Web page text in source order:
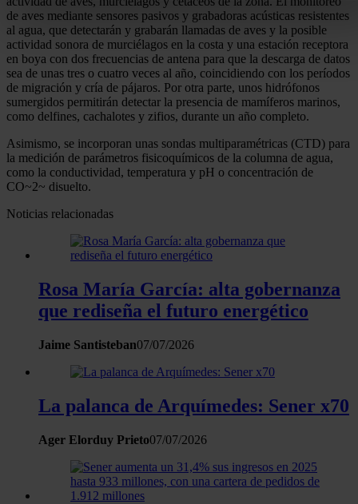
buscar características específicas (huellas digitales)
Obtenga más información sobre cómo se procesan sus
personales y establezca sus preferencias en lasección de
datos. Puede cambiar o retirar su consentimiento en
momento en la Declaración de cookies.
Las cookies de este sitio web se usan para personalizar el
contenido y los anuncios, ofrecer funciones de redes
analizar el tráfico. Además, compartimos información sobre
sociales, publicidad y análisis web, quienes pueden
con otra información que les haya proporcionado o que
recopilado a partir del uso que haya hecho de sus servicios.
de aves mediante sensores pasivos y grabadoras acústicas resistentes
al agua, que detectarán y grabarán llamadas de aves y la posible
actividad sonora de murciélagos en la costa y una estación receptora
en boya con dos frecuencias de antena para que la descarga de datos
sea de unas tres o cuatro veces al año, coincidiendo con los períodos
de migración y cría de pájaros. Por otra parte, unos hidrófonos
sumergidos permitirán detectar la presencia de mamíferos marinos,
como delfines, cachalotes y zifios, durante un año completo.
Asimismo, se incorporan unas sondas multiparamétricas (CTD) para
la medición de parámetros fisicoquímicos de la columna de agua,
como la conductividad, temperatura y pH o concentración de
CO~2~ disuelto.
Noticias relacionadas
Rosa María García: alta gobernanza
que rediseña el futuro energético
Jaime Santisteban07/07/2026
La palanca de Arquímedes: Sener x70
Ager Elorduy Prieto07/07/2026